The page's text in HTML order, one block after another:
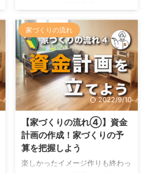
て、住んでから絶対後悔しないお
う ...
いました。 当たり前ではありま
すが、何千万という金額、とても
手持ちのお金で支払うことなどで
きません。 そうなると、必ず利
用しなければならなくなるのが住
宅ローンです。 住宅ローン、一
言で言ったらただ単にお金を借り
るだけなのですが、実はいろいろ
な契約内容があって意外と奥が深
いのです。 そのため、決めるの
がめんどくさかったり分からなか
ったりして、ついついハウスメー
カーや銀行の営業の方の言われる
家づくりの流れ
2022/9/10
【家づくりの流れ④】資金
計画の作成！家づくりの予
算を把握しよう
楽しかったイメージ作りも終わっ